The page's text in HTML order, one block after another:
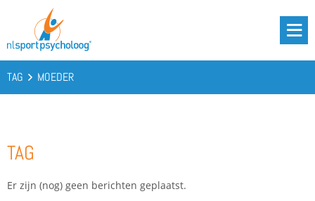
CONTACT
TAG MOEDER
TAG
Er zijn (nog) geen berichten geplaatst.